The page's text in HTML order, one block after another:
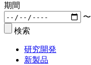
期間
〜
検索
研究開発
新製品